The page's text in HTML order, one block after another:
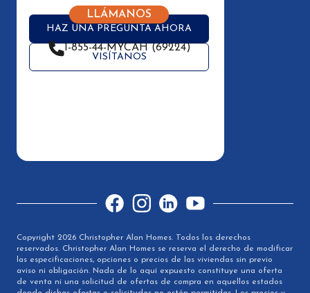
HAZ UNA PREGUNTA AHORA
VISÍTANOS
LLÁMANOS
1-855-44-MYCAH (69224)
FacebookInstagramLinkedInYouTube
Copyright 2026 Christopher Alan Homes. Todos los derechos
reservados. Christopher Alan Homes se reserva el derecho de modificar
las especificaciones, opciones o precios de las viviendas sin previo
aviso ni obligación. Nada de lo aquí expuesto constituye una oferta
de venta ni una solicitud de ofertas de compra en aquellos estados